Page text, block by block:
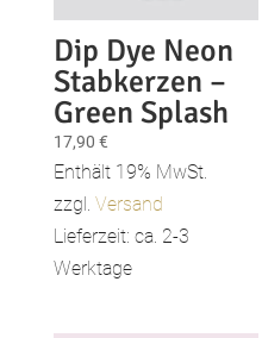
Dip Dye Neon
Stabkerzen –
Green Splash
17,90 €
Enthält 19% MwSt.
zzgl. Versand
Lieferzeit: ca. 2-3
Werktage